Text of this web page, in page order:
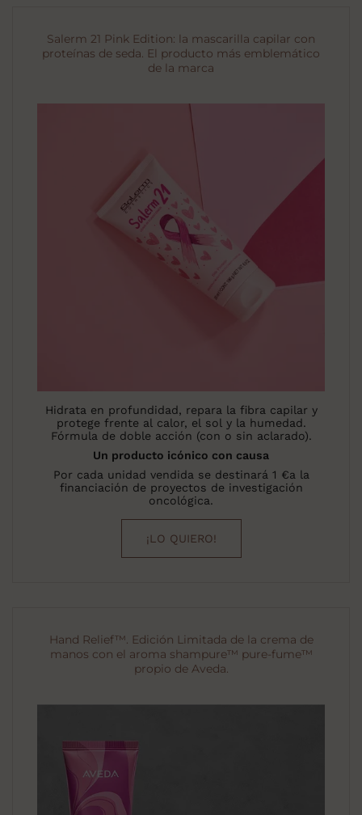
Salerm 21 Pink Edition: la mascarilla capilar con
proteínas de seda. El producto más emblemático
de la marca
Hidrata en profundidad, repara la fibra capilar y
protege frente al calor, el sol y la humedad.
Fórmula de doble acción (con o sin aclarado).
Un producto icónico con causa
Por cada unidad vendida se destinará 1 €a la
financiación de proyectos de investigación
oncológica.
¡LO QUIERO!
Hand Relief™. Edición Limitada de la crema de
manos con el aroma shampure™ pure-fume™
propio de Aveda.